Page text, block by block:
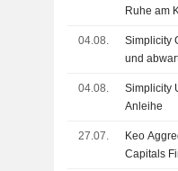
Ruhe am
04.08.
Simplicity
und
04.08.
Simplicity
Anleihe
27.07.
Keo
Capitals